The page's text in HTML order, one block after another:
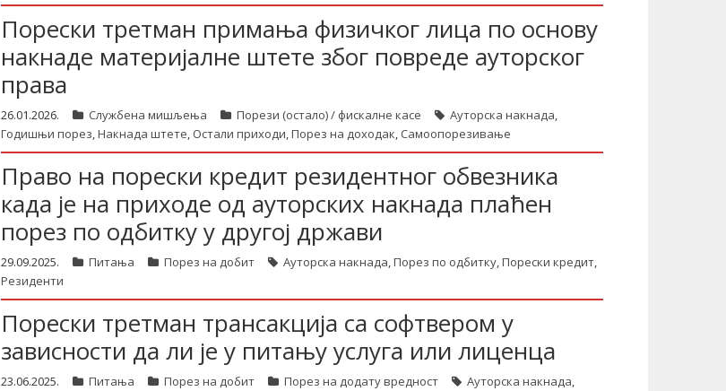
Порески третман примања физичког лица по основу
накнаде материјалне штете због повреде ауторског
права
26.01.2026. Службена мишљења Порези (остало) / фискалне касе Ауторска накнада,
Годишњи порез,Накнада штете, Остали приходи,Порез на доходак, Самоопорезивање
Право на порески кредит резидентног обвезника
када је на приходе од ауторских накнада плаћен
порез по одбитку у другој држави
29.09.2025. Питања Порез на добит Ауторска накнада,Порез по одбитку,Порески кредит,
Резиденти
Порески третман трансакција са софтвером у
зависности да ли је у питању услуга или лиценца
23.06.2025. Питања Порез на добит Порез на додату вредност Ауторска накнада,